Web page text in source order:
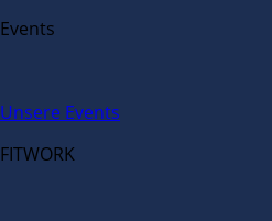
Events
Unsere Events
FITWORK